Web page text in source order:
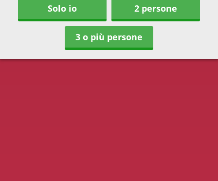
Solo io 2 persone
3 o più persone